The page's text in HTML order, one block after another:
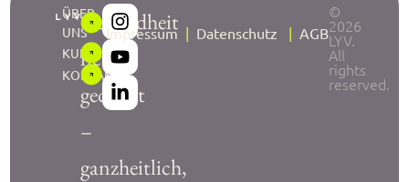
Gesundheit
neu
gedacht
–
ganzheitlich,
ÜBER
UNS
KURSE
KONTAKT
Impressum | Datenschutz | AGB
©
2026
LYV.
All
rights
reserved.